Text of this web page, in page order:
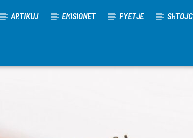
ARTIKUJ EMISIONET PYETJE